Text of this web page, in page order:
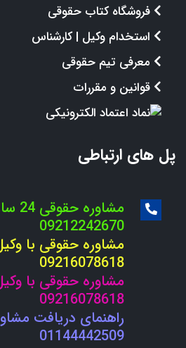
فروشگاه کتاب حقوقی
استخدام وکیل | کارشناس
معرفی تیم حقوقی
قوانین و مقررات
پل های ارتباطی
مشاوره حقوقی 24 ساعته:
09212242670
مشاوره حقوقی با
09216078618
مشاوره حقوقی با
09216078618
راهنمای دریافت
01144442509